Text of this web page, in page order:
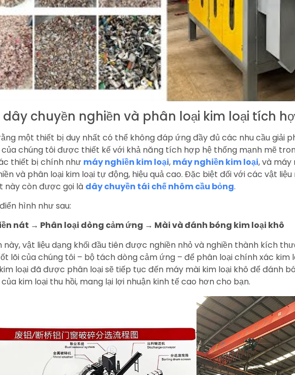
chuyền nghiền và phân loại kim loại tích
một thiết bị duy nhất có thể không đáp ứng đầy đủ các nhu cầu giải
của chúng tôi được thiết kế với khả năng tích hợp hệ thống mạnh mẽ
thiết bị chính như máy nghiền kim loại, máy nghiền kim loại, và máy
và phân loại kim loại tự động, hiệu quả cao. Đặc biệt đối với các vật
này còn được gọi là dây chuyền tái chế nhôm cầu bỏng.
hình như sau:
nát → Phân loại dòng cảm ứng → Mài và đánh bóng kim loại khô
vật liệu dạng khối đầu tiên được nghiền nhỏ và nghiền thành kích
lõi của chúng tôi – bộ tách dòng cảm ứng – để phân loại chính xác kim
loại đã được phân loại sẽ tiếp tục đến máy mài kim loại khô để đánh
kim loại thu hồi, mang lại lợi nhuận kinh tế cao hơn cho bạn.